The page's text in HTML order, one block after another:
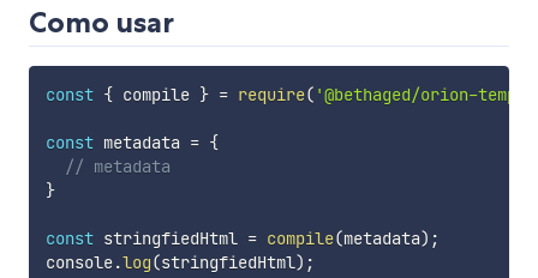
Como usar
const { compile } = require( '@bethaged/orion-
const metadata = {
// metadata
}
const stringfiedHtml = compile(metadata) ;
console.log(stringfiedHtml) ;